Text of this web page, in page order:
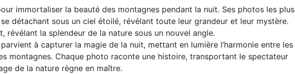
immortaliser la beauté des montagnes pendant la nuit. Ses photos les plus
détachant sous un ciel étoilé, révélant toute leur grandeur et leur mystère.
révélant la splendeur de la nature sous un nouvel angle.
à capturer la magie de la nuit, mettant en lumière l’harmonie entre les
montagnes. Chaque photo raconte une histoire, transportant le spectateur
de la nature règne en maître.